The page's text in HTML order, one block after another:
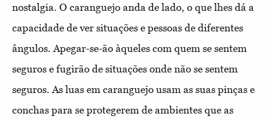
nostalgia. O caranguejo anda de lado, o que lhes dá a
capacidade de ver situações e pessoas de diferentes
ângulos. Apegar-se-ão àqueles com quem se sentem
seguros e fugirão de situações onde não se sentem
seguros. As luas em caranguejo usam as suas pinças e
conchas para se protegerem de ambientes que as